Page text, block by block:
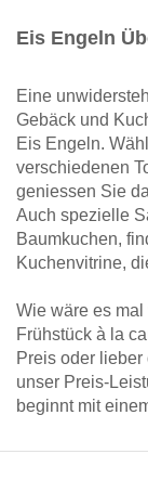
Eis Engeln
Eine
Gebäck und
Eis Engeln.
verschiedenen
geniessen Sie
Auch spezielle
Baumkuchen,
Kuchenvitrine,
Wie wäre es
Frühstück à la
Preis oder
unser Preis-
beginnt mit